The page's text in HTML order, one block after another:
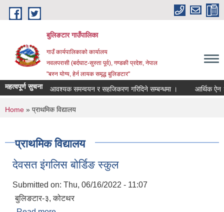
Skip to main content
बुलिङटार गाउँपालिका
गाउँ कार्यपालिकाको कार्यालय
नवलपरासी (बर्दघाट-सुस्ता पूर्व), गण्डकी प्रदेश, नेपाल
"बस्न योग्य, हेर्न लायक समृद्ध बुलिङटार"
महत्वपूर्ण सुचनाआवश्यक समन्वयन र सहजिकरण गरिदिने सम्बन्धमा । आर्थिक ऐन
You are here
Home » प्राथमिक विद्यालय
प्राथमिक विद्यालय
देवसत इंगलिस बोर्डिङ स्कुल
Submitted on: Thu, 06/16/2022 - 11:07
बुलिङटार-३, कोटथर